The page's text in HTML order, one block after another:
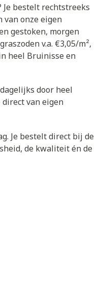
bestelt rechtstreeks
onze eigen
gestoken, morgen
v.a. €3,05/m²,
heel Bruinisse en
door heel
van eigen
Je bestelt direct bij de
de kwaliteit én de